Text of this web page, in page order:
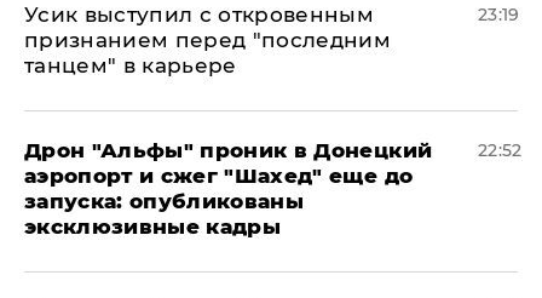
Усик выступил с откровенным
признанием перед "последним
танцем" в карьере
23:19
Дрон "Альфы" проник в Донецкий
аэропорт и сжег "Шахед" еще до
запуска: опубликованы
эксклюзивные кадры
22:52